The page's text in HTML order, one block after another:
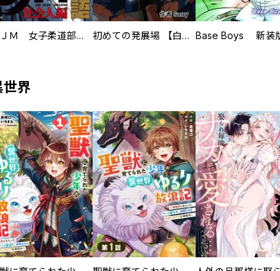
ＪＪＭ 女子柔道部物語 社会人編 初めての発展場 【白抜き修正版】 Base Boys 新装
世界